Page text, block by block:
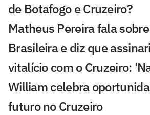
de Botafogo e Cruzeiro?
Matheus Pereira fala
Brasileira e diz que
vitalício com o Cruzeiro:
William celebra
futuro no Cruzeiro